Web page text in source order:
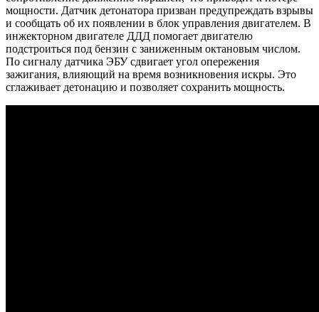
мощности. Датчик детонатора призван предупреждать взрывы
и сообщать об их появлении в блок управления двигателем. В
инжекторном двигателе ДДД помогает двигателю
подстроиться под бензин с заниженным октановым числом.
По сигналу датчика ЭБУ сдвигает угол опережения
зажигания, влияющий на время возникновения искры. Это
сглаживает детонацию и позволяет сохранить мощность.